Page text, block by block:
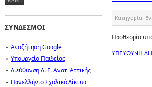
Κατηγορία:
Προθεσμία
ΥΠΕΥΘΥΝΗ
ΣΥΝΔΕΣΜΟΙ
Αναζήτηση Google
Υπουργείο Παιδείας
Διεύθυνση Δ. Ε. Ανατ. Αττικής
Πανελλήνιο Σχολικό Δίκτυο